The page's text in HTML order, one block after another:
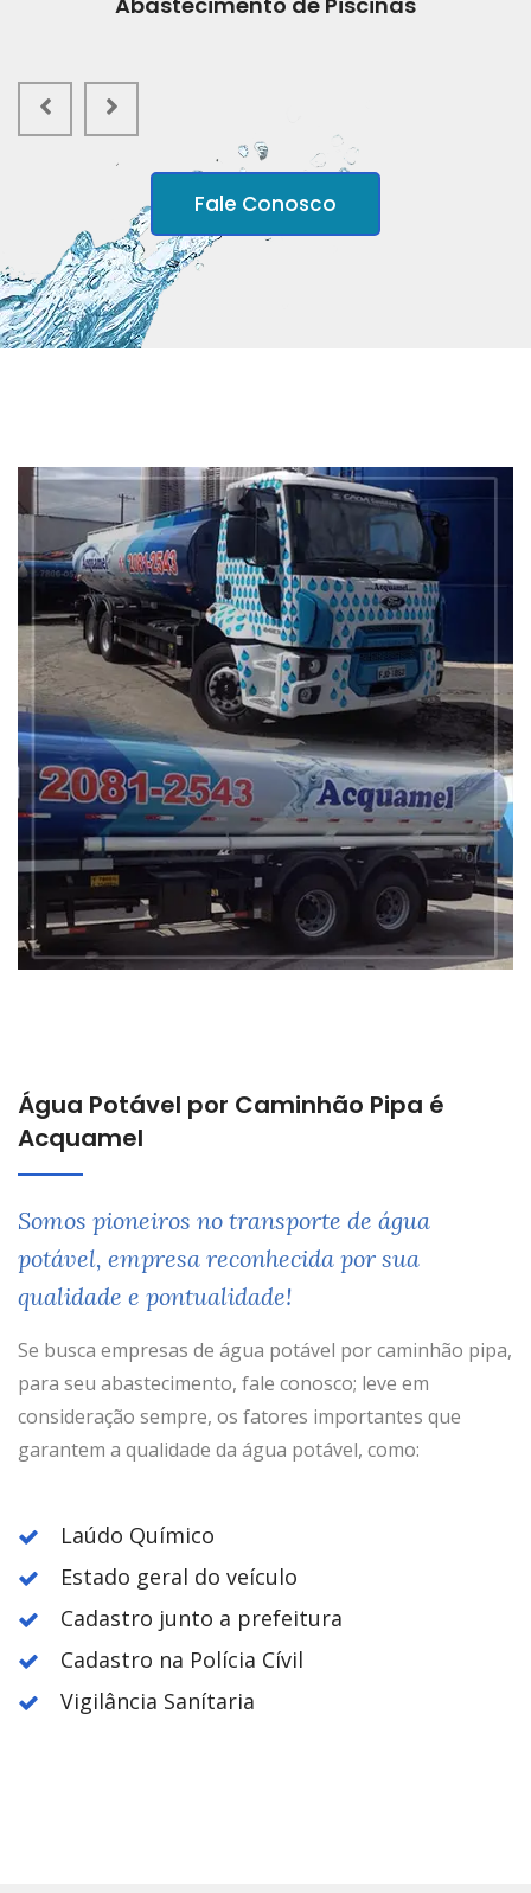
Fale Conosco
Água Potável por Caminhão Pipa é
Acquamel
Somos pioneiros no transporte de água
potável, empresa reconhecida por sua
qualidade e pontualidade!
Se busca empresas de água potável por caminhão pipa,
para seu abastecimento, fale conosco; leve em
consideração sempre, os fatores importantes que
garantem a qualidade da água potável, como:
Laúdo Químico
Estado geral do veículo
Cadastro junto a prefeitura
Cadastro na Polícia Cívil
Vigilância Sanítaria